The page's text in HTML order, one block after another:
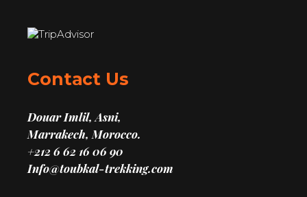
Contact Us
Douar Imlil, Asni,
Marrakech, Morocco.
+212 6 62 16 06 90
Info@toubkal-trekking.com